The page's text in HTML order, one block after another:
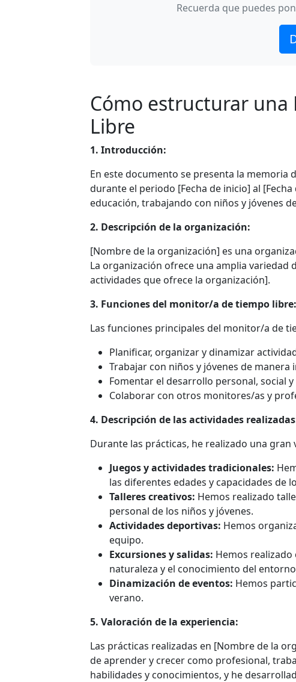
Recuerda que puedes
Cómo estructurar
Libre
1. Introducción:
En este documento se presenta la
durante el periodo [Fecha de inicio] al
educación, trabajando con niños y jóvenes
2. Descripción de la organización:
[Nombre de la organización] es una
La organización ofrece una amplia variedad
actividades que ofrece la organización].
3. Funciones del monitor/a de tiempo libre:
Las funciones principales del monitor/a de
Planificar, organizar y dinamizar
Trabajar con niños y jóvenes de
Fomentar el desarrollo personal, social
Colaborar con otros monitores/as y
4. Descripción de las actividades
Durante las prácticas, he realizado una
Juegos y actividades tradicionales:
las diferentes edades y capacidades de
Talleres creativos: Hemos realizado
personal de los niños y jóvenes.
Actividades deportivas: Hemos
equipo.
Excursiones y salidas: Hemos
naturaleza y el conocimiento del
Dinamización de eventos: Hemos
verano.
5. Valoración de la experiencia:
Las prácticas realizadas en [Nombre de la
de aprender y crecer como profesional,
habilidades y conocimientos, y he